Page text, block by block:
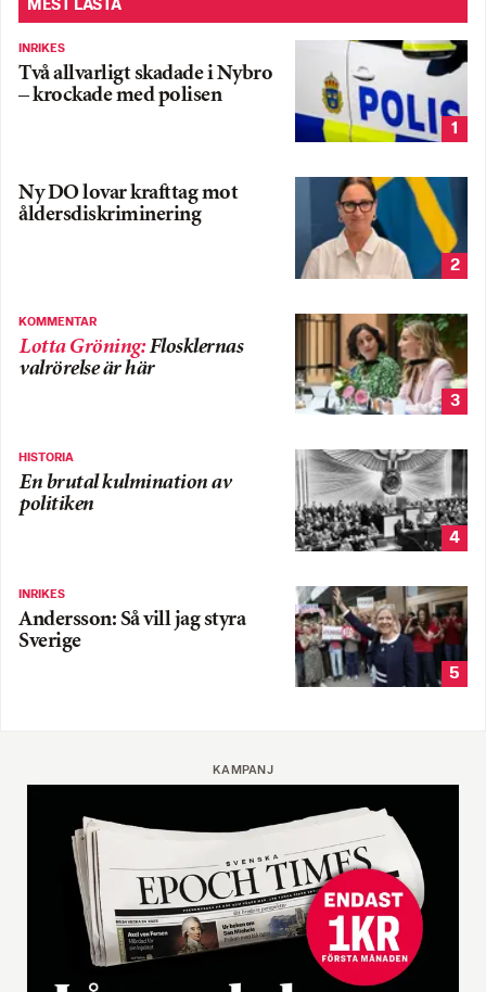
MEST LÄSTA
INRIKES
Två allvarligt skadade i Nybro
– krockade med polisen
1
Ny DO lovar krafttag mot
åldersdiskriminering
2
KOMMENTAR
Lotta Gröning:Flosklernas
valrörelse är här
3
HISTORIA
En brutal kulmination av
politiken
4
INRIKES
Andersson: Så vill jag styra
Sverige
5
KAMPANJ